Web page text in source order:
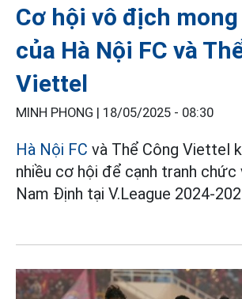
Cơ hội vô địch
của Hà Nội FC và
Viettel
MINH PHONG | 18/05/2025 - 08:30
Hà Nội FC và Thể Công Viettel
nhiều cơ hội để cạnh tranh
Nam Định tại V.League 2024-